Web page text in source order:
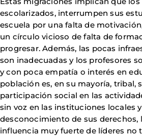
escolarizados, interrumpen sus
escuela por una falta de
un círculo vicioso de falta de
progresar. Además, las pocas
son inadecuadas y los profesores
y con poca empatía o interés en
población es, en su mayoría, tribal,
participación social en las
sin voz en las instituciones locales
desconocimiento de sus derechos,
influencia muy fuerte de líderes no